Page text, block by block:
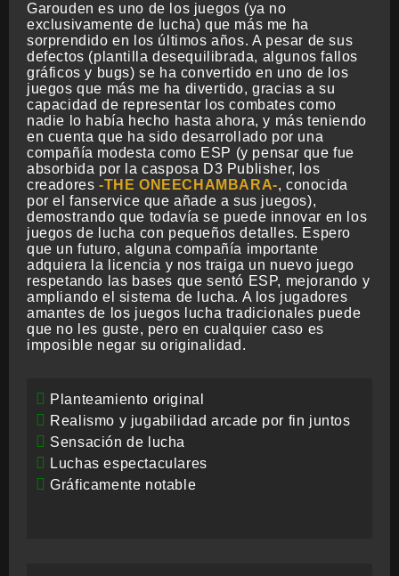
Garouden es uno de los juegos (ya no
exclusivamente de lucha) que más me ha
sorprendido en los últimos años. A pesar de sus
defectos (plantilla desequilibrada, algunos fallos
gráficos y bugs) se ha convertido en uno de los
juegos que más me ha divertido, gracias a su
capacidad de representar los combates como
nadie lo había hecho hasta ahora, y más teniendo
en cuenta que ha sido desarrollado por una
compañía modesta como ESP (y pensar que fue
absorbida por la casposa D3 Publisher, los
creadores
THE ONEECHAMBARA , conocida
por el fanservice que añade a sus juegos),
demostrando que todavía se puede innovar en los
juegos de lucha con pequeños detalles. Espero
que un futuro, alguna compañía importante
adquiera la licencia y nos traiga un nuevo juego
respetando las bases que sentó ESP, mejorando y
ampliando el sistema de lucha. A los jugadores
amantes de los juegos lucha tradicionales puede
que no les guste, pero en cualquier caso es
imposible negar su originalidad.
Planteamiento original
Realismo y jugabilidad arcade por fin juntos
Sensación de lucha
Luchas espectaculares
Gráficamente notable